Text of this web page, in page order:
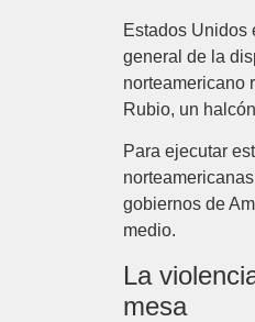
Estados Unidos
general de la
norteamericano
Rubio, un
Para ejecutar
gobiernos de
medio.
La
mesa